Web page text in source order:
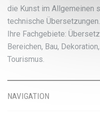
die Kunst im Allgemeinen
technische Übersetzungen.
Ihre Fachgebiete:
Bereichen, Bau,
Tourismus.
NAVIGATION